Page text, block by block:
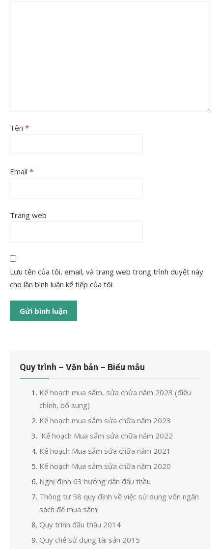
Tên *
Email *
Trang web
Lưu tên của tôi, email, và trang web trong trình duyệt này
cho lần bình luận kế tiếp của tôi.
Quy trình – Văn bản – Biểu mẫu
Kế hoạch mua sắm, sửa chửa năm 2023 (điều
chỉnh, bổ sung)
Kế hoạch mua sắm sửa chữa năm 2023
Kế hoạch Mua sắm sửa chữa năm 2022
Kế hoạch Mua sắm sửa chữa năm 2021
Kế hoạch Mua sắm sửa chữa năm 2020
Nghị định 63 hướng dẫn đấu thầu
Thông tư 58 quy định về việc sử dụng vốn ngân
sách để mua sắm
Quy trình đấu thầu 2014
Quy chế sử dụng tài sản 2015